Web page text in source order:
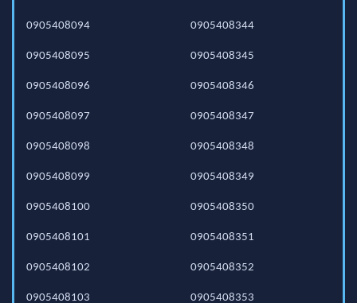
0905408094
0905408095
0905408096
0905408097
0905408098
0905408099
0905408100
0905408101
0905408102
0905408103
0905408344
0905408345
0905408346
0905408347
0905408348
0905408349
0905408350
0905408351
0905408352
0905408353